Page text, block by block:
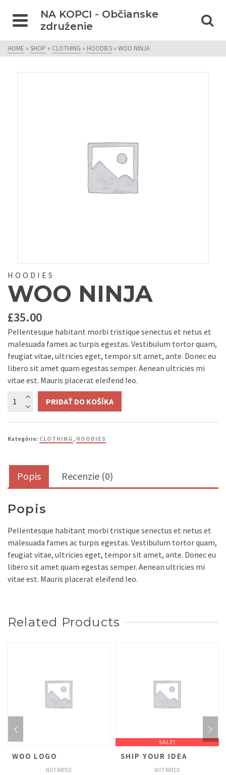
NA KOPCI - Občianske
združenie
HOME » SHOP » CLOTHING » HOODIES » WOO NINJA
HOODIES
WOO NINJA
£35.00
Pellentesque habitant morbi tristique senectus et netus et
malesuada fames ac turpis egestas. Vestibulum tortor quam,
feugiat vitae, ultricies eget, tempor sit amet, ante. Donec eu
libero sit amet quam egestas semper. Aenean ultricies mi
vitae est. Mauris placerat eleifend leo.
Množstvo
PRIDAŤ DO KOŠÍKA
Kategórie: CLOTHING, HOODIES
Popis Recenzie (0)
Popis
Pellentesque habitant morbi tristique senectus et netus et
malesuada fames ac turpis egestas. Vestibulum tortor quam,
feugiat vitae, ultricies eget, tempor sit amet, ante. Donec eu
libero sit amet quam egestas semper. Aenean ultricies mi
vitae est. Mauris placerat eleifend leo.
Related Products
WOO LOGO
NOT RATED
SALE!
SHIP YOUR IDEA
NOT RATED